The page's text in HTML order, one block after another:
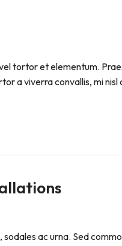
tortor et elementum.
a viverra convallis, mi
ac urna. Sed